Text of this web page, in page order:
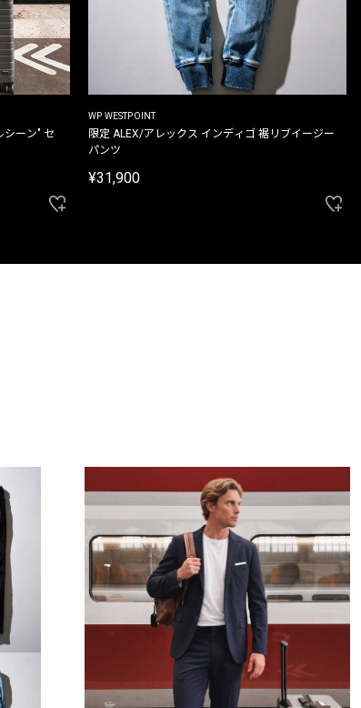
シーン" セ
WP WESTPOINT
限定 ALEX/アレックス インディゴ 裾リブイージー
パンツ
¥31,900